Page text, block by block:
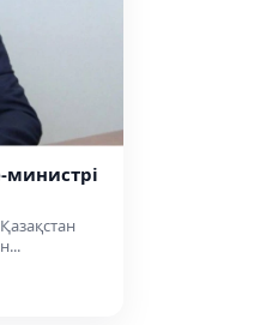
министрі